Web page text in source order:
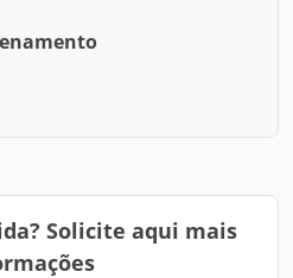
Solicite aqui mais